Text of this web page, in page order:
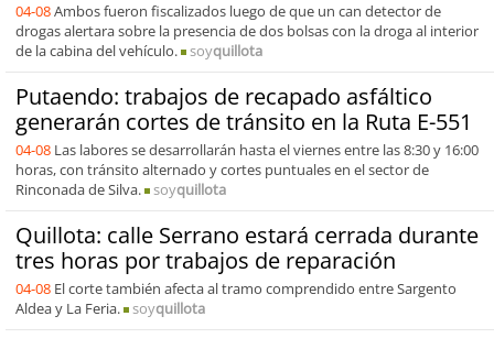
04-08Ambos fueron fiscalizados luego de que un can detector de
drogas alertara sobre la presencia de dos bolsas con la droga al interior
de la cabina del vehículo.
soyquillota
Putaendo: trabajos de recapado asfáltico
generarán cortes de tránsito en la Ruta E-551
04-08 Las labores se desarrollarán hasta el viernes entre las 8:30 y 16:00
horas, con tránsito alternado y cortes puntuales en el sector de
Rinconada de Silva.
soyquillota
Quillota: calle Serrano estará cerrada durante
tres horas por trabajos de reparación
04-08 El corte también afecta al tramo comprendido entre Sargento
Aldea y La Feria.
soyquillota